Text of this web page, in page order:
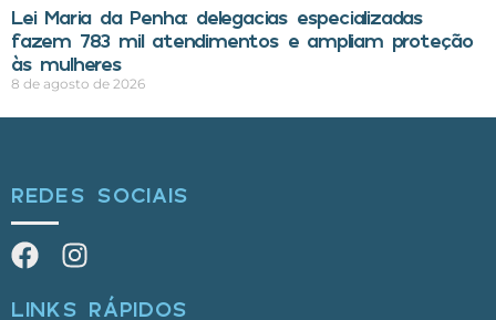
Lei Maria da Penha: delegacias especializadas
fazem 783 mil atendimentos e ampliam proteção
às mulheres
8 de agosto de 2026
REDES SOCIAIS
LINKS RÁPIDOS